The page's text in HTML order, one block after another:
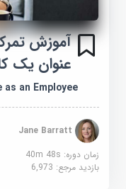
آموزش
عنوان یک
as an Employee
Jane Barratt
زمان دوره: 40m 48s
بازدید مرجع:6,973